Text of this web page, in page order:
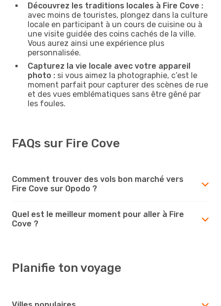
Découvrez les traditions locales à Fire Cove :
avec moins de touristes, plongez dans la culture
locale en participant à un cours de cuisine ou à
une visite guidée des coins cachés de la ville.
Vous aurez ainsi une expérience plus
personnalisée.
Capturez la vie locale avec votre appareil
photo : si vous aimez la photographie, c’est le
moment parfait pour capturer des scènes de rue
et des vues emblématiques sans être gêné par
les foules.
FAQs sur Fire Cove
Comment trouver des vols bon marché vers
Fire Cove sur Opodo ?
Quel est le meilleur moment pour aller à Fire
Cove ?
Planifie ton voyage